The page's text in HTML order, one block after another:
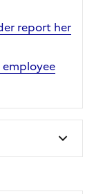
report her